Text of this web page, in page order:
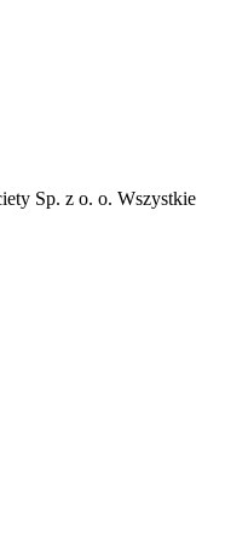
Sp. z o. o. Wszystkie